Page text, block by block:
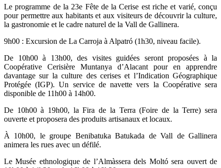
Le programme de la 23e Fête de la Cerise est riche et varié, conçu
pour permettre aux habitants et aux visiteurs de découvrir la culture,
la gastronomie et le cadre naturel de la Vall de Gallinera.
9h00 : Excursion de La Carroja à Alpatró (1h30, niveau facile).
De 10h00 à 13h00, des visites guidées seront proposées à la
Coopérative Cerisière Muntanya d’Alacant pour en apprendre
davantage sur la culture des cerises et l’Indication Géographique
Protégée (IGP). Un service de navette vers la Coopérative sera
disponible de 11h00 à 14h00.
De 10h00 à 19h00, la Fira de la Terra (Foire de la Terre) sera
ouverte et proposera des produits artisanaux et locaux.
À 10h00, le groupe Benibatuka Batukada de Vall de Gallinera
animera les rues avec un défilé.
Le Musée ethnologique de l’Almàssera dels Moltó sera ouvert de